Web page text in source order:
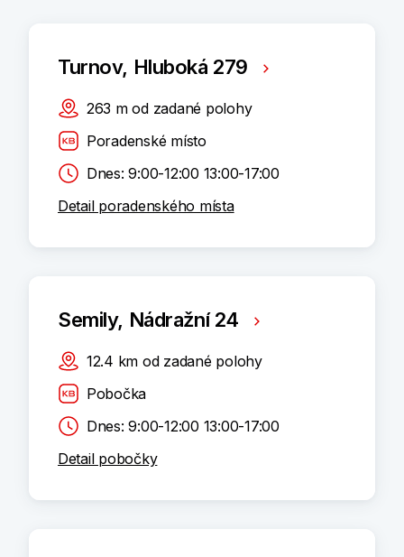
Turnov, Hluboká 279
263 m od zadané polohy
Poradenské místo
Dnes: 9:00-12:00 13:00-17:00
Detail poradenského místa
Semily, Nádražní 24
12.4 km od zadané polohy
Pobočka
Dnes: 9:00-12:00 13:00-17:00
Detail pobočky